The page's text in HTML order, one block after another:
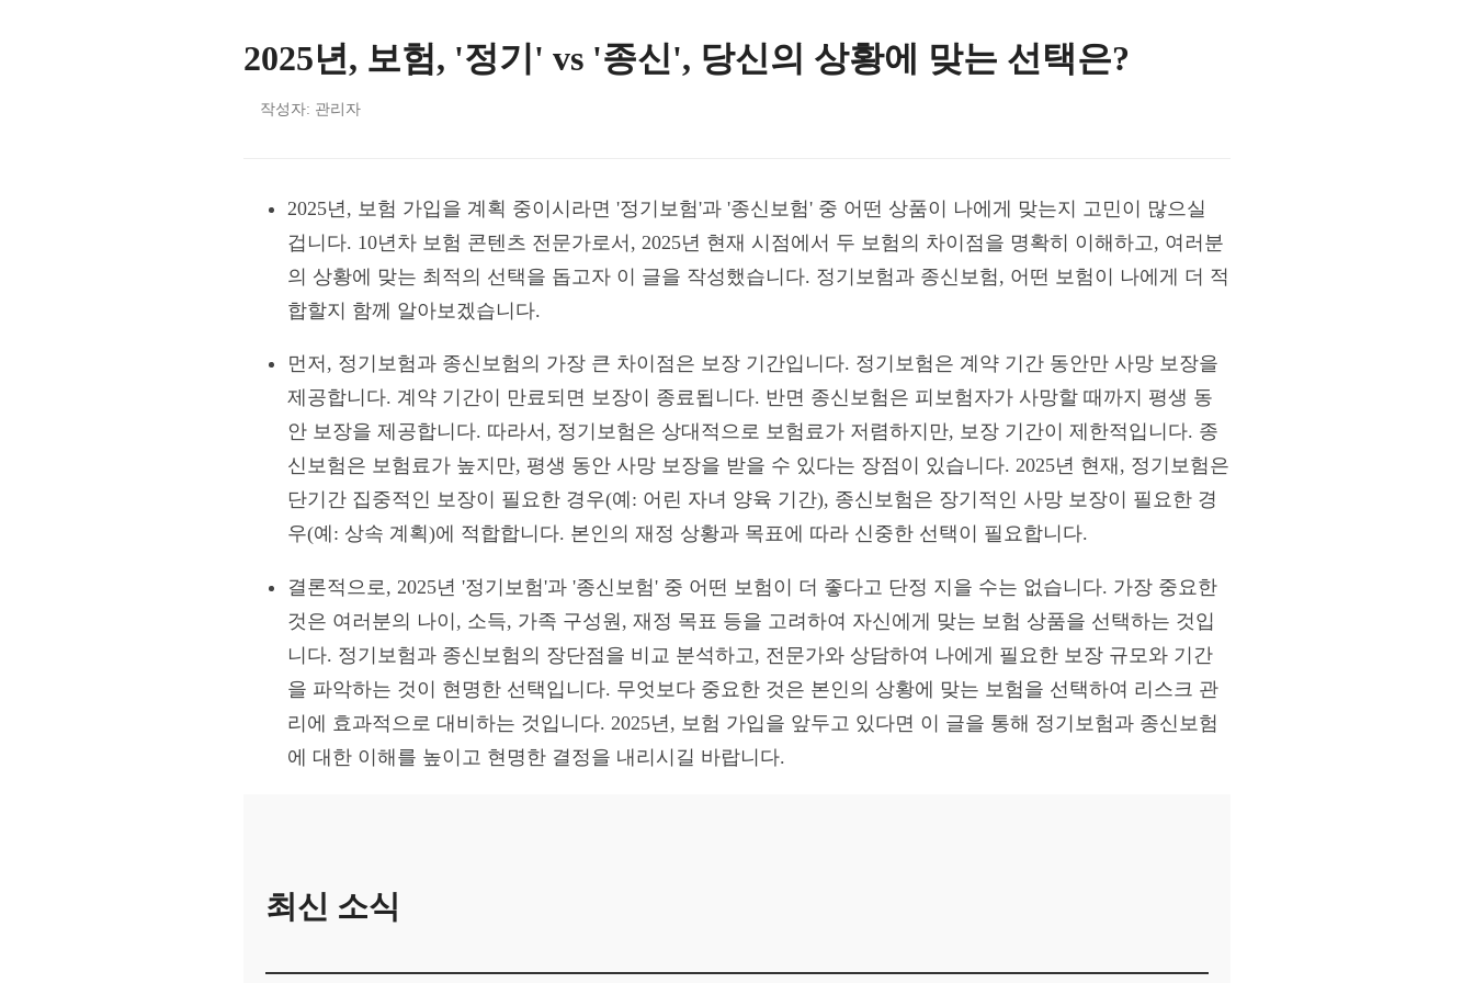
2025년, 보험, '정기' vs '종신', 당신의 상황에 맞는 선택은?
작성자: 관리자
2025년, 보험 가입을 계획 중이시라면 '정기보험'과 '종신보험' 중 어떤 상품이 나에게 맞는지 고민이 많으실
겁니다. 10년차 보험 콘텐츠 전문가로서, 2025년 현재 시점에서 두 보험의 차이점을 명확히 이해하고, 여러분
의 상황에 맞는 최적의 선택을 돕고자 이 글을 작성했습니다. 정기보험과 종신보험, 어떤 보험이 나에게 더 적
합할지 함께 알아보겠습니다.
먼저, 정기보험과 종신보험의 가장 큰 차이점은 보장 기간입니다. 정기보험은 계약 기간 동안만 사망 보장을
제공합니다. 계약 기간이 만료되면 보장이 종료됩니다. 반면 종신보험은 피보험자가 사망할 때까지 평생 동
안 보장을 제공합니다. 따라서, 정기보험은 상대적으로 보험료가 저렴하지만, 보장 기간이 제한적입니다. 종
신보험은 보험료가 높지만, 평생 동안 사망 보장을 받을 수 있다는 장점이 있습니다. 2025년 현재, 정기보험은
단기간 집중적인 보장이 필요한 경우(예: 어린 자녀 양육 기간), 종신보험은 장기적인 사망 보장이 필요한 경
우(예: 상속 계획)에 적합합니다. 본인의 재정 상황과 목표에 따라 신중한 선택이 필요합니다.
결론적으로, 2025년 '정기보험'과 '종신보험' 중 어떤 보험이 더 좋다고 단정 지을 수는 없습니다. 가장 중요한
것은 여러분의 나이, 소득, 가족 구성원, 재정 목표 등을 고려하여 자신에게 맞는 보험 상품을 선택하는 것입
니다. 정기보험과 종신보험의 장단점을 비교 분석하고, 전문가와 상담하여 나에게 필요한 보장 규모와 기간
을 파악하는 것이 현명한 선택입니다. 무엇보다 중요한 것은 본인의 상황에 맞는 보험을 선택하여 리스크 관
리에 효과적으로 대비하는 것입니다. 2025년, 보험 가입을 앞두고 있다면 이 글을 통해 정기보험과 종신보험
에 대한 이해를 높이고 현명한 결정을 내리시길 바랍니다.
최신 소식